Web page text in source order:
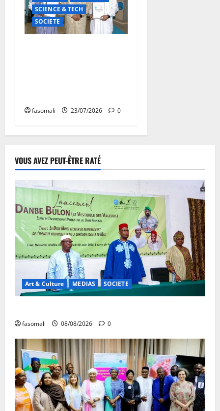
SCIENCE & TECH
SOCIETE
fasomali 23/07/2026 0
VOUS AVEZ PEUT-ÊTRE RATÉ
Art & Culture MEDIAS SOCIETE
fasomali 08/08/2026 0